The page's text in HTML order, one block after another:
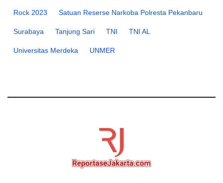
Rock 2023 Satuan Reserse Narkoba Polresta Pekanbaru
Surabaya Tanjung Sari TNI TNI AL
Universitas Merdeka UNMER